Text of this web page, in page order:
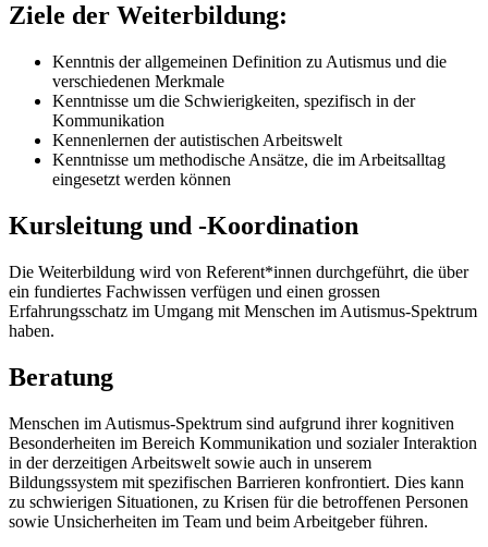
Ziele der Weiterbildung:
Kenntnis der allgemeinen Definition zu Autismus und die
verschiedenen Merkmale
Kenntnisse um die Schwierigkeiten, spezifisch in der
Kommunikation
Kennenlernen der autistischen Arbeitswelt
Kenntnisse um methodische Ansätze, die im Arbeitsalltag
eingesetzt werden können
Kursleitung und -Koordination
Die Weiterbildung wird von Referent*innen durchgeführt, die über
ein fundiertes Fachwissen verfügen und einen grossen
Erfahrungsschatz im Umgang mit Menschen im Autismus-Spektrum
haben.
Beratung
Menschen im Autismus-Spektrum sind aufgrund ihrer kognitiven
Besonderheiten im Bereich Kommunikation und sozialer Interaktion
in der derzeitigen Arbeitswelt sowie auch in unserem
Bildungssystem mit spezifischen Barrieren konfrontiert. Dies kann
zu schwierigen Situationen, zu Krisen für die betroffenen Personen
sowie Unsicherheiten im Team und beim Arbeitgeber führen.